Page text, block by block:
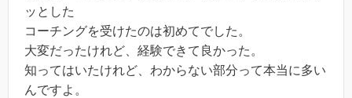
ッとした
コーチングを受けたのは初めてでした。
大変だったけれど、経験できて良かった。
知ってはいたけれど、わからない部分って本当に多い
んですよ。